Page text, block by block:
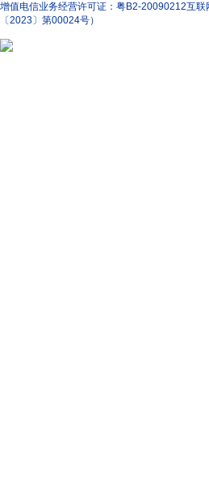
增值电信业务经营许可证：粤B2-20090212互联
〔2023〕第00024号）